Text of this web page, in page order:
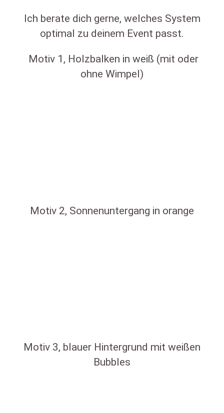
Ich berate dich gerne, welches System
optimal zu deinem Event passt.
Motiv 1, Holzbalken in weiß (mit oder
ohne Wimpel)
Motiv 2, Sonnenuntergang in orange
Motiv 3, blauer Hintergrund mit weißen
Bubbles